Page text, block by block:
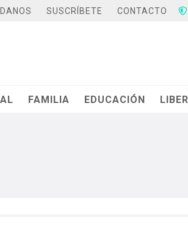
SUSCRÍBETE CONTACTO
FAMILIA EDUCACIÓN